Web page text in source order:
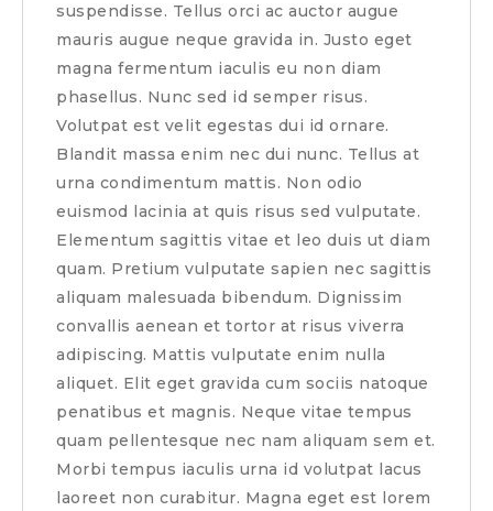
suspendisse. Tellus orci ac auctor augue
mauris augue neque gravida in. Justo eget
magna fermentum iaculis eu non diam
phasellus. Nunc sed id semper risus.
Volutpat est velit egestas dui id ornare.
Blandit massa enim nec dui nunc. Tellus at
urna condimentum mattis. Non odio
euismod lacinia at quis risus sed vulputate.
Elementum sagittis vitae et leo duis ut diam
quam. Pretium vulputate sapien nec sagittis
aliquam malesuada bibendum. Dignissim
convallis aenean et tortor at risus viverra
adipiscing. Mattis vulputate enim nulla
aliquet. Elit eget gravida cum sociis natoque
penatibus et magnis. Neque vitae tempus
quam pellentesque nec nam aliquam sem et.
Morbi tempus iaculis urna id volutpat lacus
laoreet non curabitur. Magna eget est lorem